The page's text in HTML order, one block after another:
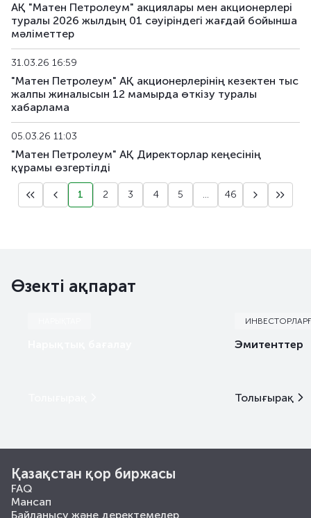
АҚ "Матен Петролеум" акциялары мен акционерлері
туралы 2026 жылдың 01 сәуіріндегі жағдай бойынша
мәліметтер
31.03.26 16:59
"Матен Петролеум" АҚ акционерлерінің кезектен тыс
жалпы жиналысын 12 мамырда өткізу туралы
хабарлама
05.03.26 11:03
"Матен Петролеум" АҚ Директорлар кеңесінің
құрамы өзгертілді
1 2 3 4 5 ... 46
Өзекті ақпарат
Эмитенттер
Толығырақ
Қазақстан қор биржасы
FAQ
Мансап
Байланысу және деректемелер